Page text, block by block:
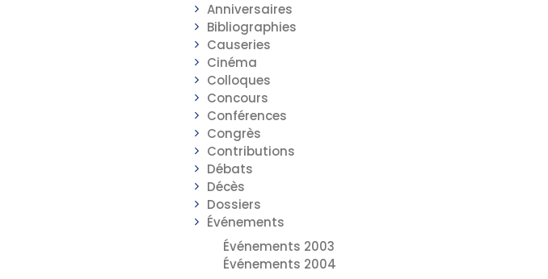
Anniversaires
Bibliographies
Causeries
Cinéma
Colloques
Concours
Conférences
Congrès
Contributions
Débats
Décès
Dossiers
Événements
Événements 2003
Événements 2004